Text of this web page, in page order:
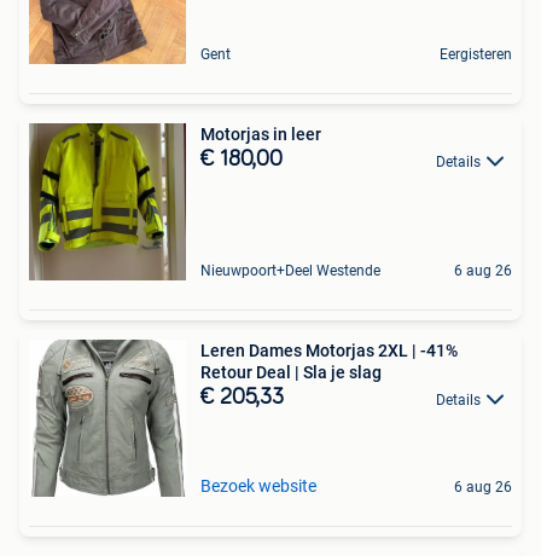
Gent Eergisteren
Motorjas in leer
€ 180,00 Details
Nieuwpoort+Deel Westende 6 aug 26
Leren Dames Motorjas 2XL | -41%
Retour Deal | Sla je slag
€ 205,33 Details
Bezoek website 6 aug 26